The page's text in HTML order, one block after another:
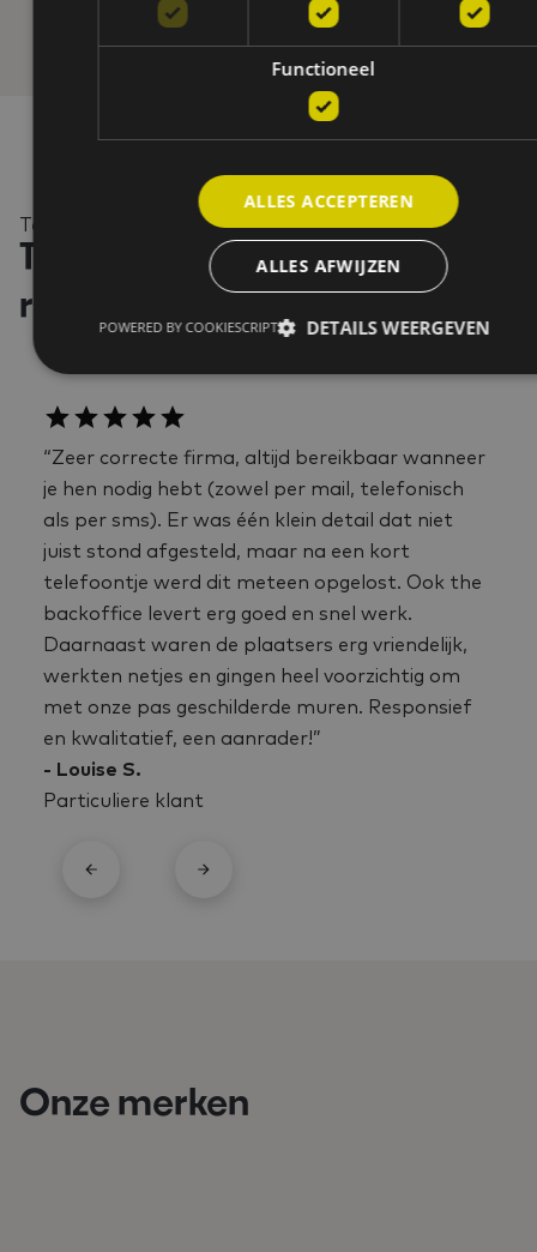
Testimonials
Tevreden klanten, tastbare
resultaten
“Zeer correcte firma, altijd bereikbaar wanneer
je hen nodig hebt (zowel per mail, telefonisch
als per sms). Er was één klein detail dat niet
juist stond afgesteld, maar na een kort
telefoontje werd dit meteen opgelost. Ook the
backoffice levert erg goed en snel werk.
Daarnaast waren de plaatsers erg vriendelijk,
werkten netjes en gingen heel voorzichtig om
met onze pas geschilderde muren. Responsief
en kwalitatief, een aanrader!”
- Louise S.
Particuliere klant
Onze merken
Functioneel
ALLES ACCEPTEREN
ALLES AFWIJZEN
DETAILS WEERGEVEN
POWERED BY COOKIESCRIPT